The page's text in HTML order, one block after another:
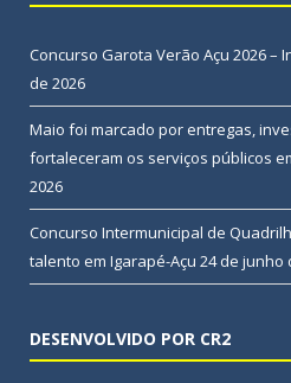
Concurso Garota Verão Açu 2026 –
de 2026
Maio foi marcado por entregas,
fortaleceram os serviços públicos
2026
Concurso Intermunicipal de
talento em Igarapé-Açu 24 de junho
DESENVOLVIDO POR CR2